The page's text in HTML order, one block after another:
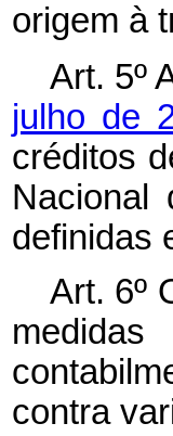
origem à
Art. 5º
julho de
créditos
Nacional
definidas
Art. 6º
contra